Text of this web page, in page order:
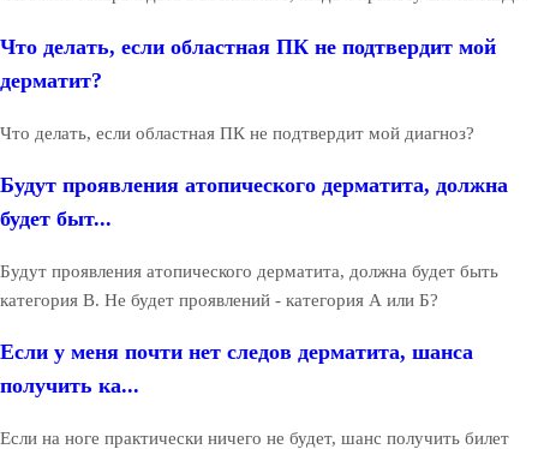
Что делать, если областная ПК не подтвердит мой
дерматит?
Что делать, если областная ПК не подтвердит мой диагноз?
Будут проявления атопического дерматита, должна
будет быт...
Будут проявления атопического дерматита, должна будет быть
категория В. Не будет проявлений - категория А или Б?
Если у меня почти нет следов дерматита, шанса
получить ка...
Если на ноге практически ничего не будет, шанс получить билет